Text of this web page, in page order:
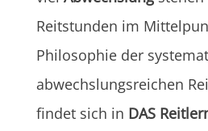
Reitstunden im
Philosophie der
abwechslungsreichen
findet sich in DAS